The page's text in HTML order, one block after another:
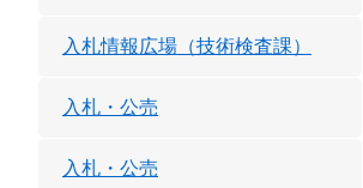
入札情報広場（技術検査課）
入札・公売
入札・公売